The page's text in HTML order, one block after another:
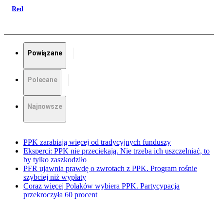
Red
Powiązane
Polecane
Najnowsze
PPK zarabiają więcej od tradycyjnych funduszy
Eksperci: PPK nie przeciekają. Nie trzeba ich uszczelniać, to
by tylko zaszkodziło
PFR ujawnia prawdę o zwrotach z PPK. Program rośnie
szybciej niż wypłaty
Coraz więcej Polaków wybiera PPK. Partycypacja
przekroczyła 60 procent